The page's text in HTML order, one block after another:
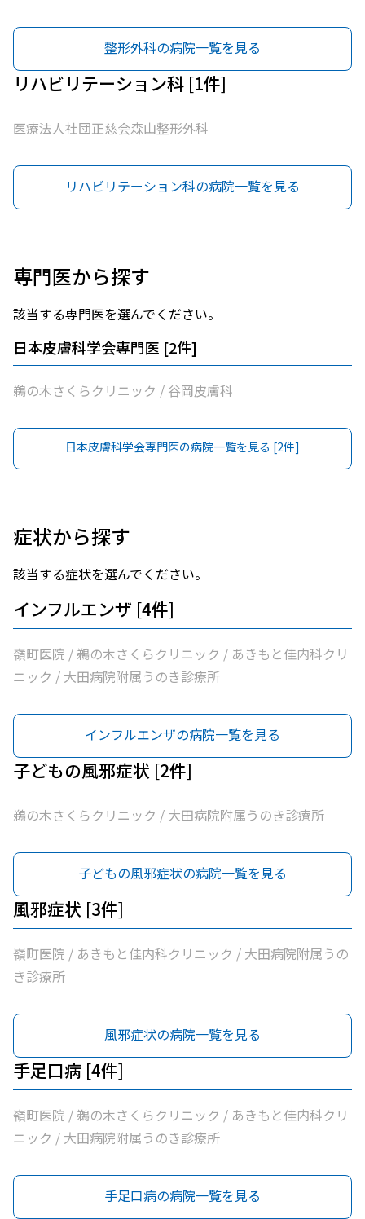
整形外科の病院一覧を見る
リハビリテーション科 [1件]
医療法人社団正慈会森山整形外科
リハビリテーション科の病院一覧を見る
専門医から探す
該当する専門医を選んでください。
日本皮膚科学会専門医 [2件]
鵜の木さくらクリニック / 谷岡皮膚科
日本皮膚科学会専門医の病院一覧を見る [2件]
症状から探す
該当する症状を選んでください。
インフルエンザ [4件]
嶺町医院 / 鵜の木さくらクリニック / あきもと佳内科クリ
ニック / 大田病院附属うのき診療所
インフルエンザの病院一覧を見る
子どもの風邪症状 [2件]
鵜の木さくらクリニック / 大田病院附属うのき診療所
子どもの風邪症状の病院一覧を見る
風邪症状 [3件]
嶺町医院 / あきもと佳内科クリニック / 大田病院附属うの
き診療所
風邪症状の病院一覧を見る
手足口病 [4件]
嶺町医院 / 鵜の木さくらクリニック / あきもと佳内科クリ
ニック / 大田病院附属うのき診療所
手足口病の病院一覧を見る